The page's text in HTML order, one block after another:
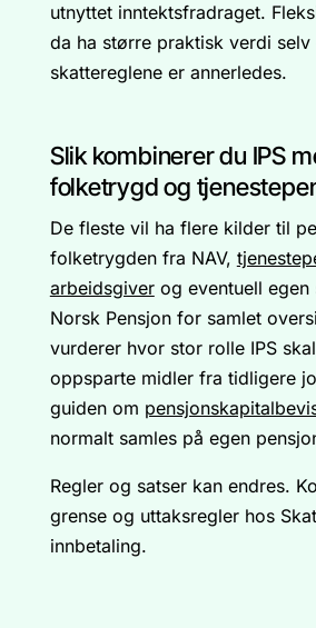
utnyttet inntektsfradraget.
da ha større praktisk verdi selv
skattereglene er annerledes.
Slik kombinerer du IPS
folketrygd og
De fleste vil ha flere kilder til
folketrygden fra NAV,
arbeidsgiverog eventuell egen
Norsk Pensjon for samlet
vurderer hvor stor rolle IPS
oppsparte midler fra tidligere
guiden om
normalt samles på egen
Regler og satser kan endres.
grense og uttaksregler hos
innbetaling.